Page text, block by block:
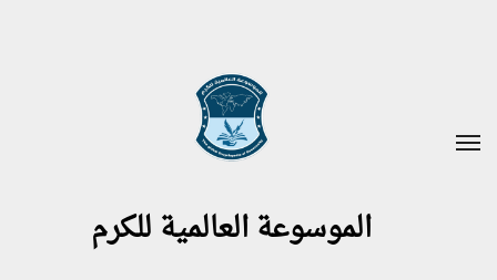
الموسوعة العالمية للكرم